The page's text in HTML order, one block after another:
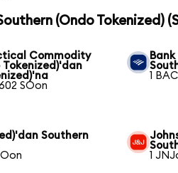
(Ondo Tokenized)
Commodity
SOon
1
Southern
1